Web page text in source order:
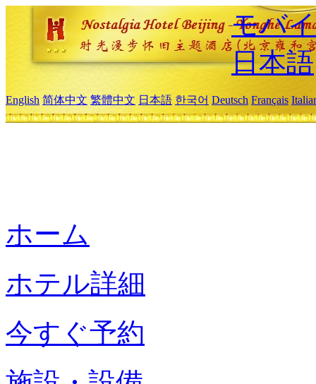
モバ
日本語
English 简体中文 繁體中文 日本語 한국어 Deutsch Français
ホーム
ホテル詳細
今すぐ予約